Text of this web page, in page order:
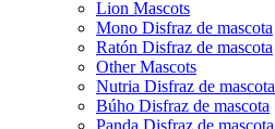
Lion Mascots
Mono Disfraz de mascota
Ratón Disfraz de mascota
Other Mascots
Nutria Disfraz de mascota
Búho Disfraz de mascota
Panda Disfraz de mascota